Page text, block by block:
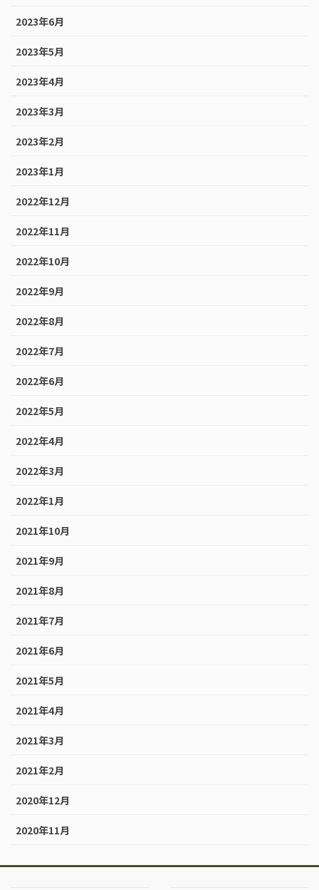
2023年6月
2023年5月
2023年4月
2023年3月
2023年2月
2023年1月
2022年12月
2022年11月
2022年10月
2022年9月
2022年8月
2022年7月
2022年6月
2022年5月
2022年4月
2022年3月
2022年1月
2021年10月
2021年9月
2021年8月
2021年7月
2021年6月
2021年5月
2021年4月
2021年3月
2021年2月
2020年12月
2020年11月